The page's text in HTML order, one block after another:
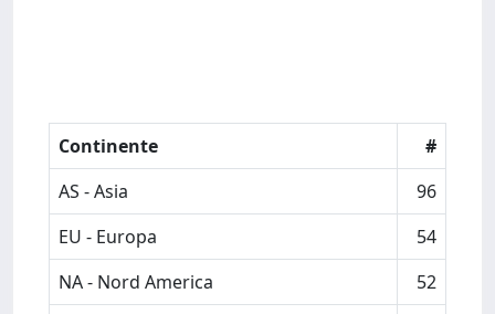
Continente
#
AS - Asia
96
EU - Europa
54
NA - Nord America
52